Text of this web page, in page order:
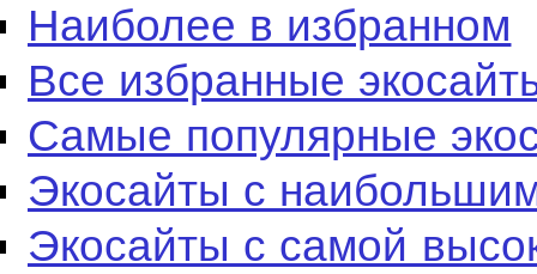
Наиболее в избранном
Все избранные
Самые популярные
Экосайты с
Экосайты с самой